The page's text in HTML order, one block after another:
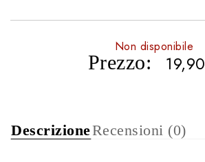
Prezzo: 19,90
Non disponibile
DescrizioneRecensioni (0)